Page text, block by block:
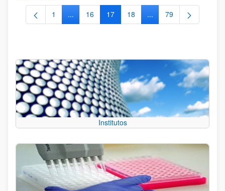
Página
1 ...Páginas intermedias Use TAB para desplazarse.
Página
16 Página
17 Página
18 ...Páginas intermedias
Página
79
Institutos